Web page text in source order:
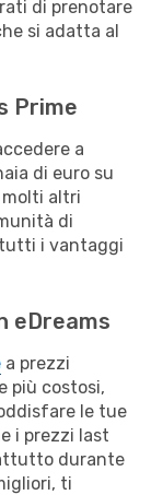
di prenotare
si adatta al
Prime
a
di euro su
molti altri
di
tutti i vantaggi
eDreams
a prezzi
più costosi,
le tue
i prezzi last
durante
ti